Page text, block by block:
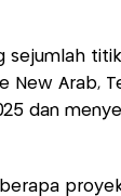
sejumlah
New Arab,
dan